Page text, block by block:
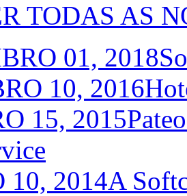
TODAS AS
01, 2018
10, 2016
15, 2015
10, 2014A